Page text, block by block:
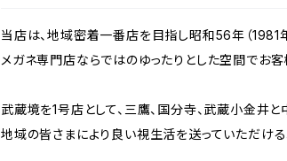
当店は、地域密着一番店を目指し昭和56年（1981
メガネ専門店ならではのゆったりとした空間でお
武蔵境を1号店として、三鷹、国分寺、武蔵小金井
地域の皆さまにより良い視生活を送っていただけ